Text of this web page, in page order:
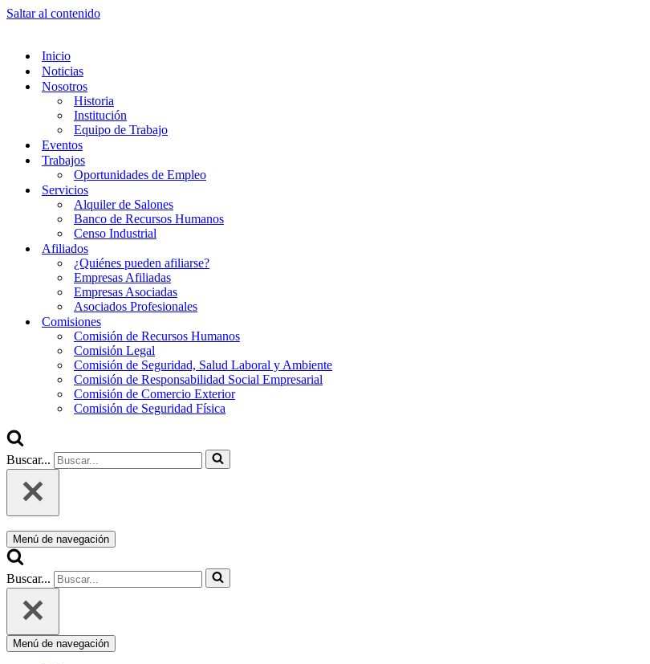
Saltar al contenido
Inicio
Noticias
Nosotros
Historia
Institución
Equipo de Trabajo
Eventos
Trabajos
Oportunidades de Empleo
Servicios
Alquiler de Salones
Banco de Recursos Humanos
Censo Industrial
Afiliados
¿Quiénes pueden afiliarse?
Empresas Afiliadas
Empresas Asociadas
Asociados Profesionales
Comisiones
Comisión de Recursos Humanos
Comisión Legal
Comisión de Seguridad, Salud Laboral y Ambiente
Comisión de Responsabilidad Social Empresarial
Comisión de Comercio Exterior
Comisión de Seguridad Física
Buscar...
Menú de navegación
Buscar...
Menú de navegación